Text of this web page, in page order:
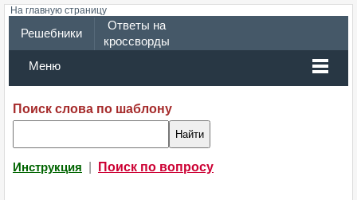
На главную страницу
Решебники
Ответы на
кроссворды
Меню
Поиск слова по шаблону
Инструкция Поиск по вопросу